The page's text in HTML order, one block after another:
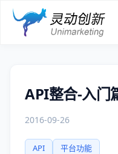
API整合-入门
2016-09-26
API 平台功能